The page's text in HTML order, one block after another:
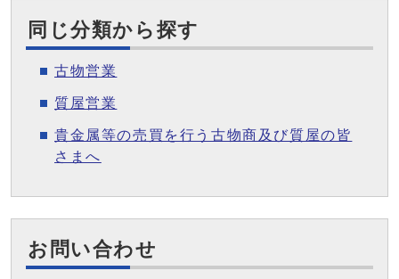
同じ分類から探す
古物営業
質屋営業
貴金属等の売買を行う古物商及び質屋の皆
さまへ
お問い合わせ